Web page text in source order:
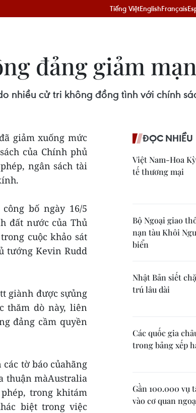
Tiếng ViệtEnglishFrançais
đảng giảm
nhiều cử tri không đồng tình với chính
giảm xuống mức
của Chính phủ
ngân sách tài
bố ngày 16/5
đất nước của Thủ
cuộc khảo sát
tướng Kevin Rudd
giành được sựủng
thăm dò này, liên
đảng cầm quyền
tờ báo củahãng
thuận màAustralia
trong khitám
biệt trong việc
ĐỌC NHIỀU
Việt Nam-Hoa
tế thương mại
Bộ Ngoại giao
nạn tàu Khôi
biển
Nhật Bản siết
trú lâu dài
Các quốc gia
trong bảng xếp
Gần 100.000 vụ
vào cơ quan